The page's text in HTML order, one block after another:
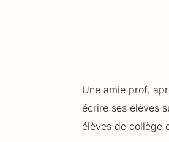
Une amie prof,
écrire ses élèves
élèves de collège